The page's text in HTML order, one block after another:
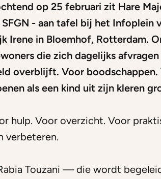
op 25 februari zit Hare
- aan tafel bij het Infoplein
Irene in Bloemhof, Rotterdam.
die zich dagelijks
overblijft. Voor
als een kind uit zijn kleren
hulp. Voor overzicht. Voor
verbeteren.
Touzani — die wordt